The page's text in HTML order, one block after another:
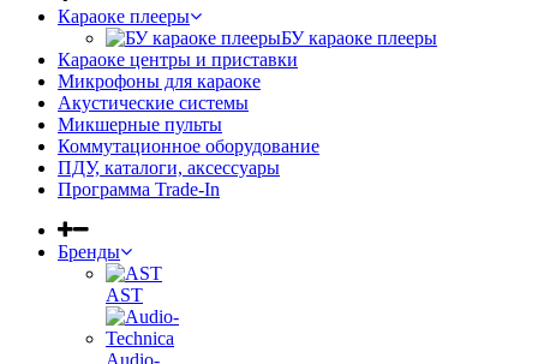
Караоке плееры
БУ караоке плееры
Караоке центры и приставки
Микрофоны для караоке
Акустические системы
Микшерные пульты
Коммутационное оборудование
ПДУ, каталоги, аксессуары
Программа Trade-In
Бренды
AST
Audio-